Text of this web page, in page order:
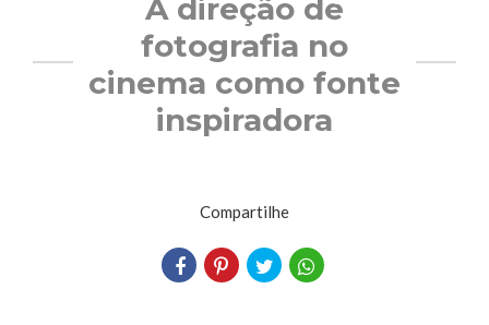
A direção de
fotografia no
cinema como fonte
inspiradora
Compartilhe